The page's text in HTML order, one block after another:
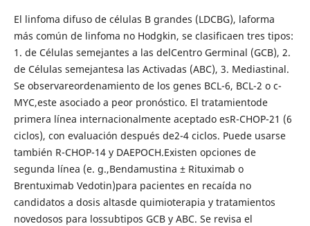
El linfoma difuso de células B grandes (LDCBG), laforma
más común de linfoma no Hodgkin, se clasificaen tres tipos:
1. de Células semejantes a las delCentro Germinal (GCB), 2.
de Células semejantesa las Activadas (ABC), 3. Mediastinal.
Se observareordenamiento de los genes BCL-6, BCL-2 o c-
MYC,este asociado a peor pronóstico. El tratamientode
primera línea internacionalmente aceptado esR-CHOP-21 (6
ciclos), con evaluación después de2-4 ciclos. Puede usarse
también R-CHOP-14 y DAEPOCH.Existen opciones de
segunda línea (e. g.,Bendamustina ± Rituximab o
Brentuximab Vedotin)para pacientes en recaída no
candidatos a dosis altasde quimioterapia y tratamientos
novedosos para lossubtipos GCB y ABC. Se revisa el